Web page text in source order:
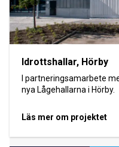
Idrottshallar, Hörby
I partneringsamarbete
nya Lågehallarna i Hörby.
Läs mer om projektet